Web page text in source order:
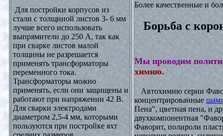
Для постройки корпусов из
стали с толщиной листов 3- 6 мм
лучше всего использовать
выпрямители до 250 А, так как
при сварке листов малой
толщины не разрешается
применять трансформаторы
переменного тока.
Трансформаторы можно
применять, если они защищены и
работают при напряжении 42 В.
Для сварки электродами
диаметром 2,5-4 мм, которыми
пользуются при постройке яхт
Более качественные и
Борьба с
Мы проводим
химию.
Автохимию серии
концентрированные
Пена", цветная пена, и
двухкомпонентная
Фаворит, полироли